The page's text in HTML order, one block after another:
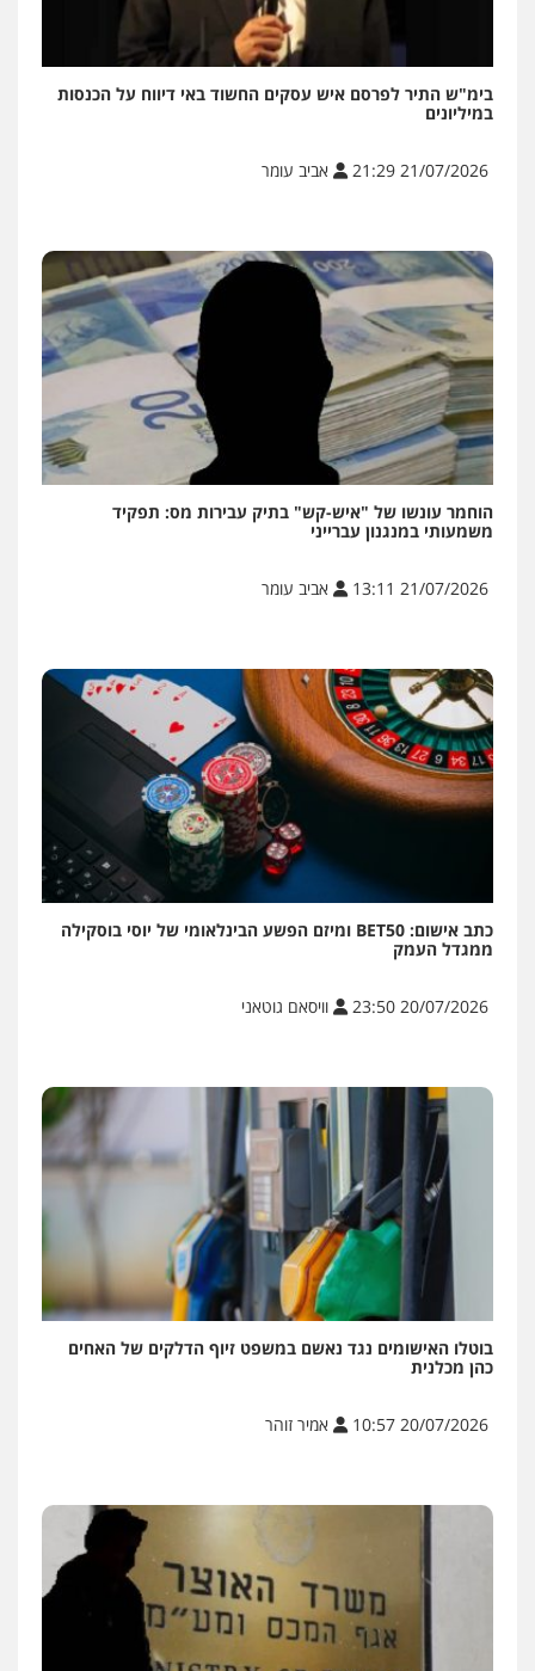
בימ"ש התיר לפרסם איש עסקים החשוד באי דיווח על הכנסות
במיליונים
21/07/2026 21:29 אביב עומר
הוחמר עונשו של "איש-קש" בתיק עבירות מס: תפקיד
משמעותי במנגנון עברייני
21/07/2026 13:11 אביב עומר
כתב אישום: BET50 ומיזם הפשע הבינלאומי של יוסי בוסקילה
ממגדל העמק
20/07/2026 23:50 וויסאם גוטאני
בוטלו האישומים נגד נאשם במשפט זיוף הדלקים של האחים
כהן מכלנית
20/07/2026 10:57 אמיר זוהר